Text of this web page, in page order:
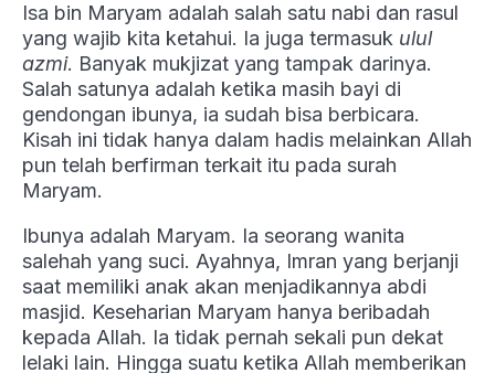
Isa bin Maryam adalah salah satu nabi dan rasul
yang wajib kita ketahui. Ia juga termasuk ulul
azmi. Banyak mukjizat yang tampak darinya.
Salah satunya adalah ketika masih bayi di
gendongan ibunya, ia sudah bisa berbicara.
Kisah ini tidak hanya dalam hadis melainkan Allah
pun telah berfirman terkait itu pada surah
Maryam.
Ibunya adalah Maryam. Ia seorang wanita
salehah yang suci. Ayahnya, Imran yang berjanji
saat memiliki anak akan menjadikannya abdi
masjid. Keseharian Maryam hanya beribadah
kepada Allah. Ia tidak pernah sekali pun dekat
lelaki lain. Hingga suatu ketika Allah memberikan